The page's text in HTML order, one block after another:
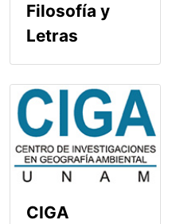
Filosofía y
Letras
CIGA